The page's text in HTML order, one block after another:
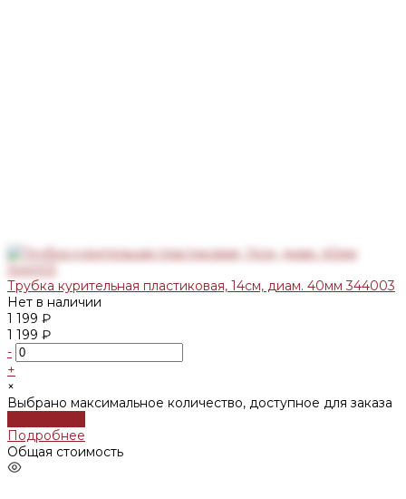
Трубка курительная пластиковая, 14см, диам. 40мм 344003
Нет в наличии
1 199 ₽
1 199 ₽
-
+
×
Выбрано максимальное количество, доступное для заказа
Подробнее
Общая стоимость